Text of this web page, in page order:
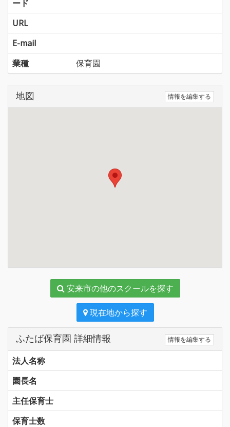
ード
URL
E-mail
業種
保育園
地図 情報を編集する
安来市の他のスクールを探す
現在地から探す
ふたば保育園 詳細情報 情報を編集する
法人名称
園長名
主任保育士
保育士数